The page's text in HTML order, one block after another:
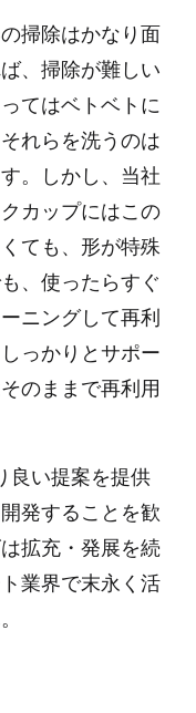
掃除はかなり面
、掃除が難しい
てはベトベトに
れらを洗うのは
。しかし、当社
カップにはこの
ても、形が特殊
、使ったらすぐ
ニングして再利
っかりとサポー
のままで再利用
良い提案を提供
発することを歓
拡充・発展を続
業界で末永く活